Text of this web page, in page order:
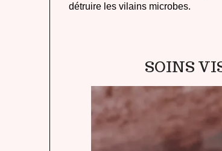
détruire les vilains microbes.
SOINS